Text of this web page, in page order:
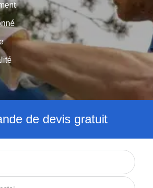
de devis gratuit